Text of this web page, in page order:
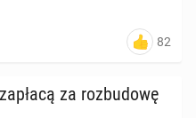
82
za roz­bu­do­wę